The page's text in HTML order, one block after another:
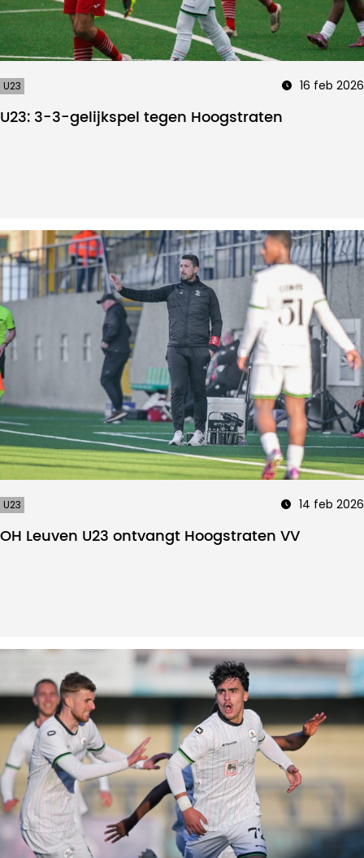
U23 16 feb 2026
U23: 3-3-gelijkspel tegen Hoogstraten
U23 14 feb 2026
OH Leuven U23 ontvangt Hoogstraten VV